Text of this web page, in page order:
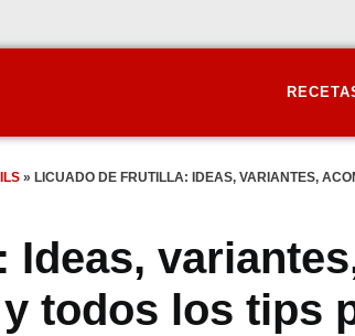
» LICUADO DE FRUTILLA: IDEAS, VARIANTES,
Ideas,
todos los tips